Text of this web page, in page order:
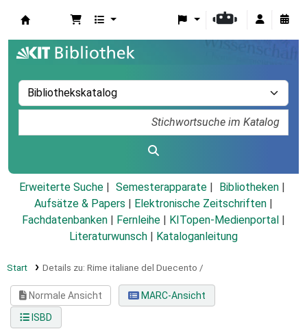
Erweiterte Suche Semesterapparate
Bibliotheken
Aufsätze & Papers
Elektronische Zeitschriften
Fachdatenbanken
Fernleihe KITopen-Medienportal
Literaturwunsch
Kataloganleitung
Start Details zu: Rime italiane del Duecento /
Normale Ansicht
MARC-Ansicht
ISBD